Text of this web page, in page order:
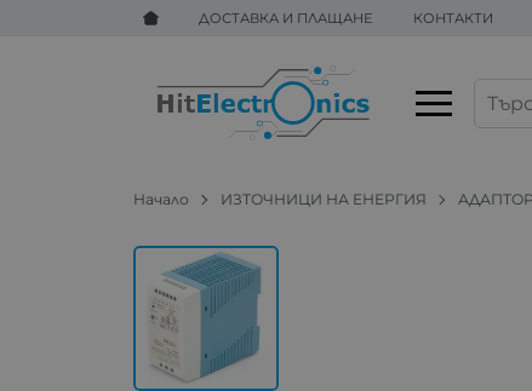
ДОСТАВКА И ПЛАЩАНЕ КОНТАКТИ
Начало ИЗТОЧНИЦИ НА ЕНЕРГИЯ